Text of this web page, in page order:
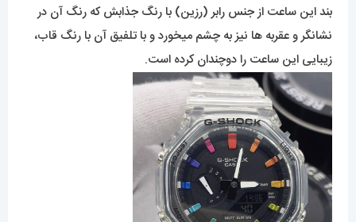
بند این ساعت از جنس رابر (رزین) با رنگ جذابش که رنگ آن در
نشانگر و عقربه ها نیز به چشم میخورد و با تلفیق آن با رنگ قاب،
زیبایی این ساعت را دوچندان کرده است.